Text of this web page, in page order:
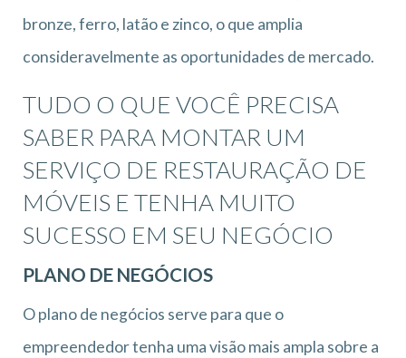
bronze, ferro, latão e zinco, o que amplia
consideravelmente as oportunidades de mercado.
TUDO O QUE VOCÊ PRECISA
SABER PARA MONTAR UM
SERVIÇO DE RESTAURAÇÃO DE
MÓVEIS E TENHA MUITO
SUCESSO EM SEU NEGÓCIO
PLANO DE NEGÓCIOS
O plano de negócios serve para que o
empreendedor tenha uma visão mais ampla sobre a